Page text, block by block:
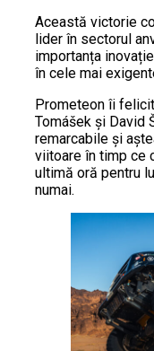
Această victorie
lider în sectorul
importanța
în cele mai
Prometeon îi
Tomášek și David
remarcabile și
viitoare în timp ce
ultimă oră pentru
numai.